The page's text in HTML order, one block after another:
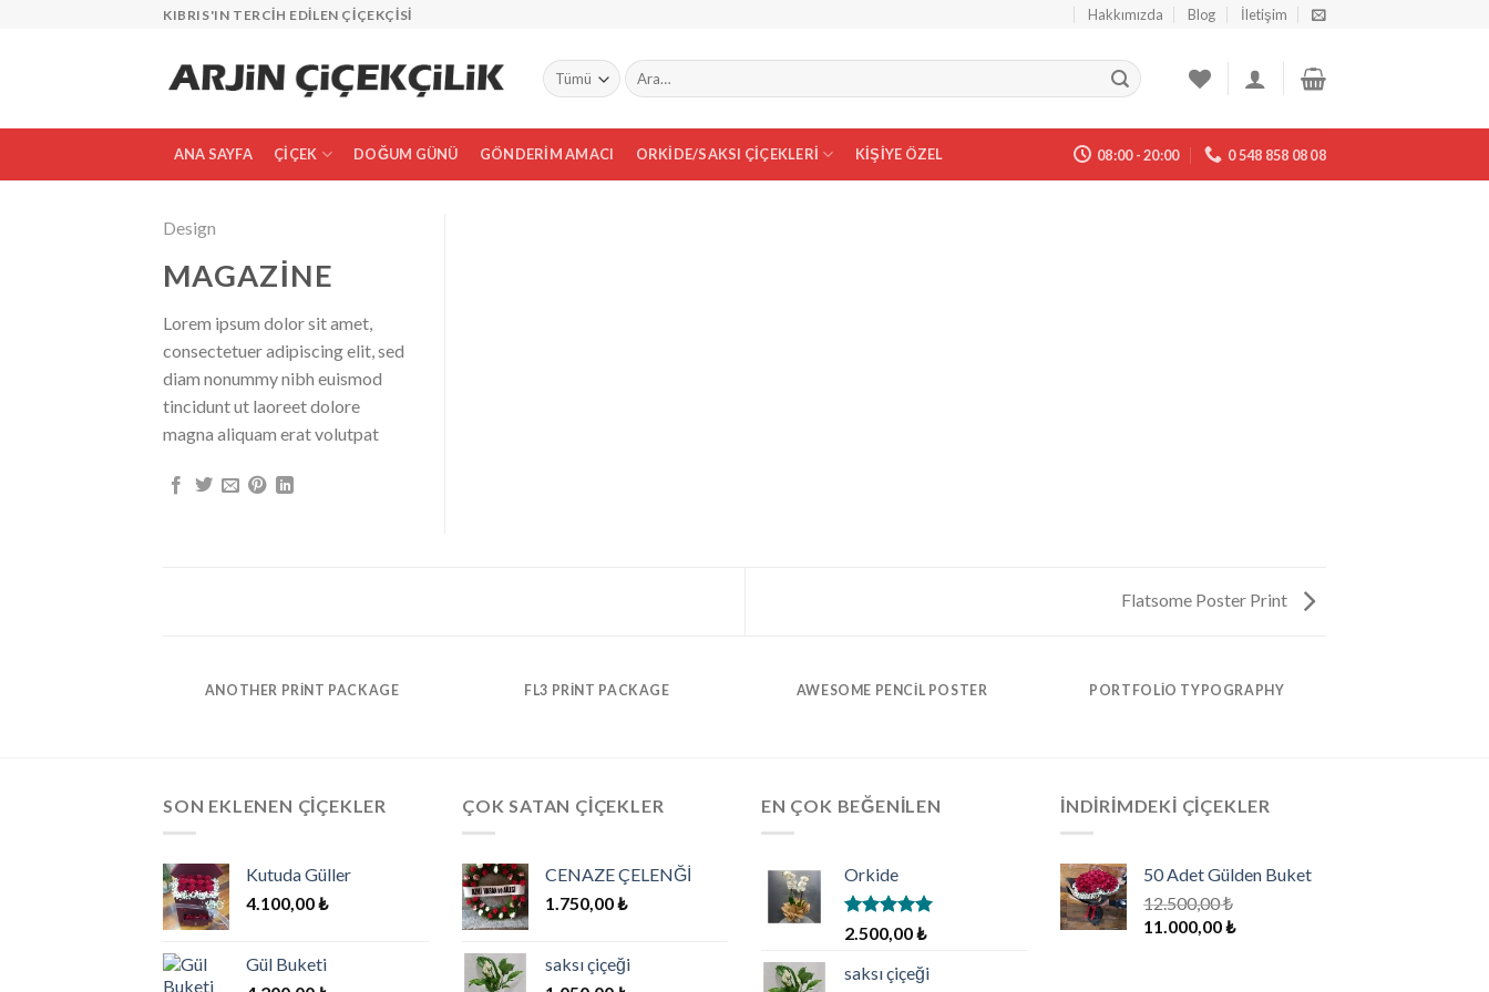
KIBRIS'IN TERCIH EDILEN ÇIÇEKÇISI Hakkımızda Blog İletişim
Ara:
ANA SAYFA ÇIÇEK DOĞUM GÜNÜ GÖNDERIM AMACI ORKIDE/SAKSI ÇIÇEKLERI KIŞIYE ÖZEL 08:00 - 20:00 0 548 858 08 08
Design
MAGAZINE
Lorem ipsum dolor sit amet,
consectetuer adipiscing elit, sed
diam nonummy nibh euismod
tincidunt ut laoreet dolore
magna aliquam erat volutpat
Flatsome Poster Print
ANOTHER PRINT PACKAGE FL3 PRINT PACKAGE AWESOME PENCIL POSTER PORTFOLIO TYPOGRAPHY
SON EKLENEN ÇIÇEKLER
Kutuda Güller
4.100,00₺
Gül Buketi
ÇOK SATAN ÇIÇEKLER
CENAZE ÇELENĞİ
1.750,00₺
saksı çiçeği
EN ÇOK BEĞENILEN
Orkide
5 üzerinden
oy
aldı
2.500,00₺
saksı çiçeği
İNDIRIMDEKI ÇIÇEKLER
50 Adet Gülden Buket
12.500,00₺
Orijinal
11.000,00₺Şu